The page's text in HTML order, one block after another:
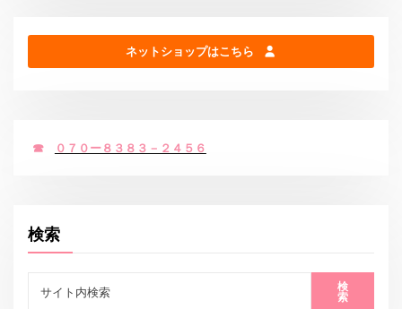
ネットショップはこちら
☎ ０７０ー８３８３－２４５６
検索
検
索